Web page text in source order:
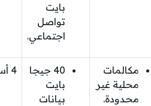
بايت
تواصل
اجتماعي.
مكالمات
محلية غير
محدودة.
40 جيجا
بايت
بيانات
4 أسابيع